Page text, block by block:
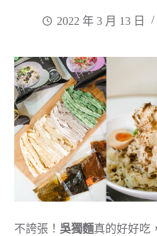
2022 年 3 月 13 日
不誇張！ 吳獨麵真的好好吃